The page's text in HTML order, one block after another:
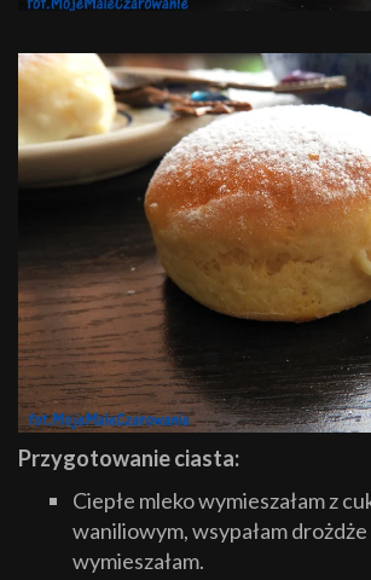
Przygotowanie ciasta:
Ciepłe mleko wymieszałam z
waniliowym, wsypałam drożdże
wymieszałam.